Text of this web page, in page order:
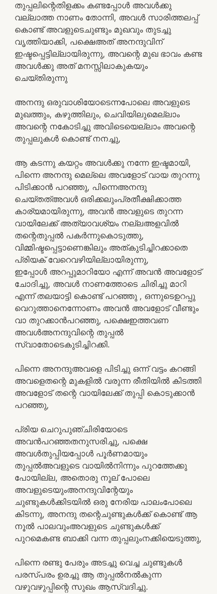
തുപ്പലിന്റെതിളക്കം കണ്ടപ്പോൾ അവൾക്കു
വല്ലാത്ത നാണം തോന്നി, അവൾ സാരിത്തലപ്പ്
കൊണ്ട് അവളുടെചുണ്ടും മുഖവും തുടച്ചു
വൃത്തിയാക്കി, പക്ഷെഅത് അനന്ദുവിന്‌
ഇഷ്ടപ്പെട്ടില്ലായിരുന്നു, അവന്റെ മുഖ ഭാവം കണ്ട
അവൾക്കു അത് മനസ്സിലാകുകയും
ചെയ്തിരുന്നു
അനന്ദു ഒരുവാശിയോടെന്നപോലെ അവളുടെ
മുഖത്തും, കഴുത്തിലും, ചെവിയിലുമെല്ലാം
അവന്റെ നകോടിച്ചു അവിടെയെല്ലാം അവന്റെ
തുപ്പലുകൾ കൊണ്ട് നനച്ചു,
ആ കടന്നു കയറ്റം അവൾക്കു നന്നേ ഇഷ്ടമായി,
പിന്നെ അനന്ദു മെല്ലെ അവളോട് വായ തുറന്നു
പിടിക്കാൻ പറഞ്ഞു, പിന്നെഅനന്ദു
ചെയ്തത്അവൾ ഒരിക്കലുംപ്രതീക്ഷിക്കാത്ത
കാര്യമായിരുന്നു, അവൻ അവളുടെ തുറന്ന
വായിലേക്ക് അത്യാവശ്യം നല്ലഅളവിൽ
തന്റെതുപ്പൽ പകർന്നുകൊടുത്തു,
വിമ്മിഷ്ടപ്പെട്ടാണെങ്കിലും അത്കുടിച്ചിറക്കാതെ
പ്രിയക് വേറെവഴിയില്ലായിരുന്നു,
ഇപ്പോൾ അറപ്പുമാറിയോ എന്ന് അവൻ അവളോട്
ചോദിച്ചു, അവൾ നാണത്തോടെ ചിരിച്ചു മാറി
എന്ന് തലയാട്ടി കൊണ്ട് പറഞ്ഞു , ഒന്നുടെഉറപ്പു
വെറുത്താനെന്നോണം അവൻ അവളോട് വീണ്ടും
വാ തുറക്കാൻപറഞ്ഞു, പക്ഷെഇത്തവണ
അവൾഅനന്ദുവിന്റെ തുപ്പൽ
സ്വാതോടെകുടിച്ചിറക്കി.
പിന്നെ അനന്ദുഅവളെ പിടിച്ചു ഒന്ന് വട്ടം കറങ്ങി
അവളെതന്റെ മുകളിൽ വരുന്ന രീതിയിൽ കിടത്തി
അവളോട് തന്റെ വായിലേക്ക് തുപ്പി കൊടുക്കാൻ
പറഞ്ഞു,
പ്രിയ ചെറുപുഞ്ചിരിയോടെ
അവൻപറഞ്ഞതനുസരിച്ചു, പക്ഷെ
അവൾതുപ്പിയപ്പോൾ പൂർണമായും
തുപ്പൽഅവളുടെ വായിൽനിന്നും പുറത്തേക്കു
പോയില്ല, അതൊരു നൂല് പോലെ
അവളുടെയുംഅനന്ദുവിന്റേയും
ചുണ്ടുകൾക്കിടയിൽ ഒരു നേരിയ പാലംപോലെ
കിടന്നു, അനന്ദു തന്റെചുണ്ടുകൾക്ക് കൊണ്ട് ആ
നൂൽ പാലവുംഅവളുടെ ചുണ്ടുകൾക്ക്
പുറമെകണ്ട ബാക്കി വന്ന തുപ്പലുംനക്കിയെടുത്തു,
പിന്നെ രണ്ടു പേരും അടച്ചു വെച്ച ചുണ്ടുകൾ
പരസ്പരം ഉരച്ചു ആ തുപ്പൽനൽകുന്ന
വഴുവഴുപ്പിന്റെ സുഖം ആസ്വദിച്ചു.